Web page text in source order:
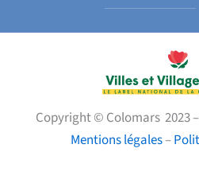
Copyright © Colomars 2023
Mentions légales–